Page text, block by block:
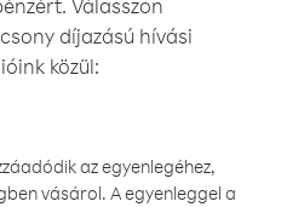
Válasszon
díjazású hívási
közül:
az egyenlegéhez,
vásárol. A egyenleggel a